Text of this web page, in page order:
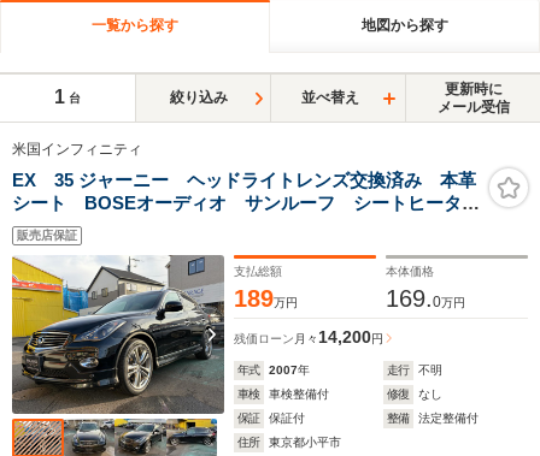
一覧から探す 地図から探す
1 台 絞り込み 並べ替え
更新時に
メール受信
米国インフィニティ
EX 35 ジャーニー ヘッドライトレンズ交換済み 本革
シート BOSEオーディオ サンルーフ シートヒータ
ー スマートキー DVD再生 スペアタイヤ フォグラ
ンプ 障害物センサー バックカメラ HDDミュージッ
ク
販売店保証
支払総額
189万円
本体価格
169.0万円
残価ローン 月々14,200円
年式 2007年 走行
不明
車検
車検整備付 修復
なし
保証
保証付 整備
法定整備付
住所
東京都小平市